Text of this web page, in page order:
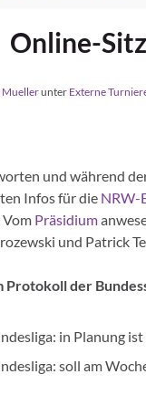
Online-
Muellerunter Externe
und während
Infos für die NRW-
Vom Präsidium
und Patrick
Protokoll der
in Planung
soll am